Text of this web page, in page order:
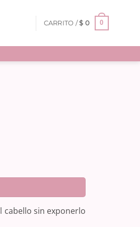
CARRITO /$ 0 0
cabello sin exponerlo